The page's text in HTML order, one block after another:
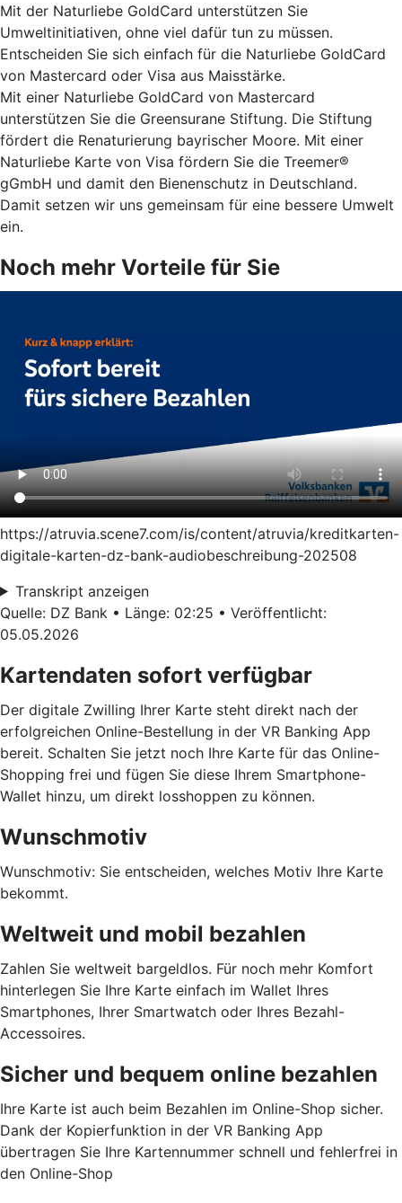
Mit der Naturliebe GoldCard unterstützen Sie
Umweltinitiativen, ohne viel dafür tun zu müssen.
Entscheiden Sie sich einfach für die Naturliebe GoldCard
von Mastercard oder Visa aus Maisstärke.
Mit einer Naturliebe GoldCard von Mastercard
unterstützen Sie die Greensurane Stiftung. Die Stiftung
fördert die Renaturierung bayrischer Moore. Mit einer
Naturliebe Karte von Visa fördern Sie die Treemer®
gGmbH und damit den Bienenschutz in Deutschland.
Damit setzen wir uns gemeinsam für eine bessere Umwelt
ein.
Noch mehr Vorteile für Sie
https://atruvia.scene7.com/is/content/atruvia/kreditkarten-
digitale-karten-dz-bank-audiobeschreibung-202508
Transkript anzeigen
Quelle: DZ Bank • Länge: 02:25 • Veröffentlicht:
05.05.2026
Kartendaten sofort verfügbar
Der digitale Zwilling Ihrer Karte steht direkt nach der
erfolgreichen Online-Bestellung in der VR Banking App
bereit. Schalten Sie jetzt noch Ihre Karte für das Online-
Shopping frei und fügen Sie diese Ihrem Smartphone-
Wallet hinzu, um direkt losshoppen zu können.
Wunschmotiv
Wunschmotiv: Sie entscheiden, welches Motiv Ihre Karte
bekommt.
Weltweit und mobil bezahlen
Zahlen Sie weltweit bargeldlos. Für noch mehr Komfort
hinterlegen Sie Ihre Karte einfach im Wallet Ihres
Smartphones, Ihrer Smartwatch oder Ihres Bezahl-
Accessoires.
Sicher und bequem online bezahlen
Ihre Karte ist auch beim Bezahlen im Online-Shop sicher.
Dank der Kopierfunktion in der VR Banking App
übertragen Sie Ihre Kartennummer schnell und fehlerfrei in
den Online-Shop